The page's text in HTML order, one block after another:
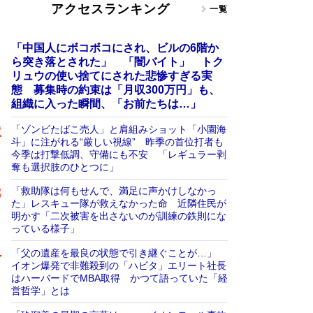
アクセスランキング 一覧
「中国人にボコボコにされ、ビルの6階か
ら突き落とされた」 「闇バイト」 トク
リュウの使い捨てにされた悲惨すぎる実
態 募集時の約束は「月収300万円」も、
組織に入った瞬間、「お前たちは…」
「ゾンビたばこ売人」と肩組みショット「小園海
斗」に注がれる“厳しい視線” 昨季の首位打者も
今季は打撃低調、守備にも不安 「レギュラー剥
奪も選択肢のひとつに」
「救助隊は何もせんで、満足に声かけしなかっ
た」レスキュー隊が救えなかった命 近隣住民が
明かす「二次被害を出さないのが訓練の鉄則にな
っている様子」
「父の遺産を最良の状態で引き継ぐことが…」
イオン爆発で非難殺到の「ハビタ」エリート社長
はハーバードでMBA取得 かつて語っていた「経
営哲学」とは